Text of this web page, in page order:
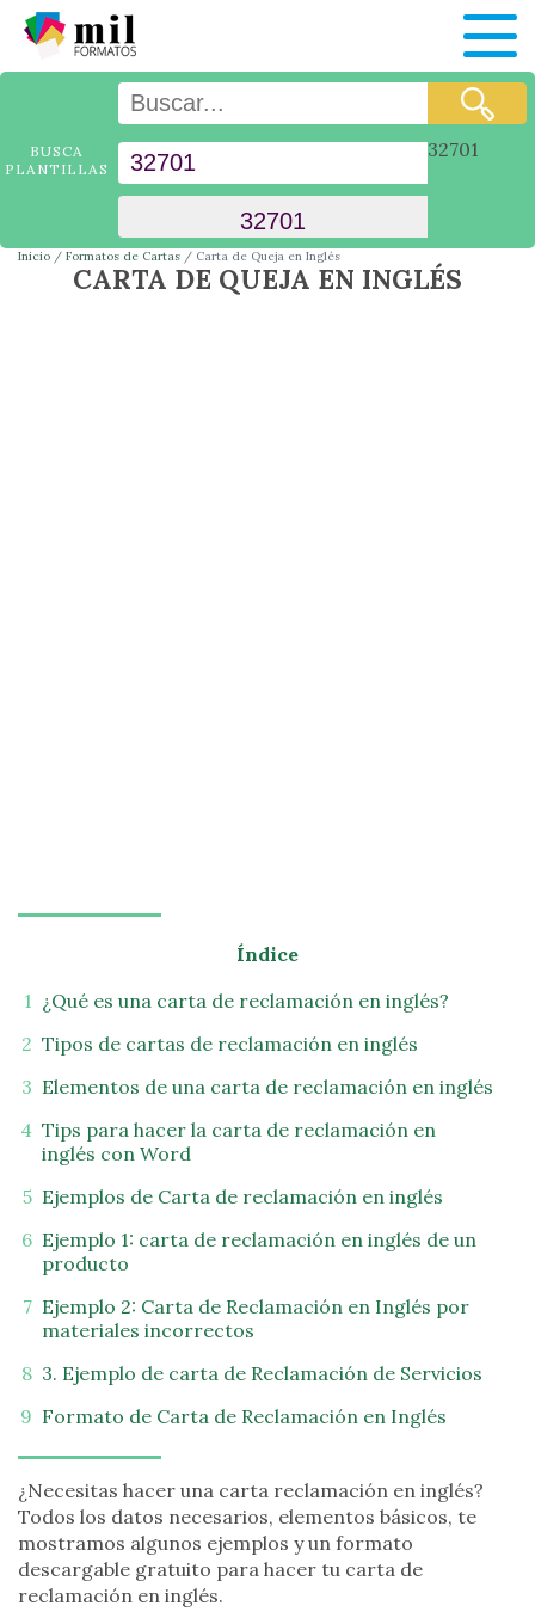
BUSCA
PLANTILLAS
32701
Inicio Formatos de Cartas Carta de Queja en Inglés
CARTA DE QUEJA EN INGLÉS
Índice
¿Qué es una carta de reclamación en inglés?
Tipos de cartas de reclamación en inglés
Elementos de una carta de reclamación en inglés
Tips para hacer la carta de reclamación en
inglés con Word
Ejemplos de Carta de reclamación en inglés
Ejemplo 1: carta de reclamación en inglés de un
producto
Ejemplo 2: Carta de Reclamación en Inglés por
materiales incorrectos
3. Ejemplo de carta de Reclamación de Servicios
Formato de Carta de Reclamación en Inglés
¿Necesitas hacer una carta reclamación en inglés?
Todos los datos necesarios, elementos básicos, te
mostramos algunos ejemplos y un formato
descargable gratuito para hacer tu carta de
reclamación en inglés.